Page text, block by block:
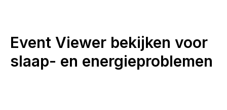
Event Viewer bekijken voor
slaap- en energieproblemen